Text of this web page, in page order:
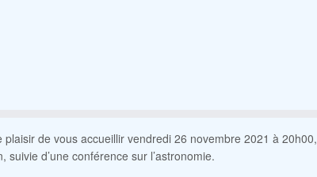
plaisir de vous accueillir vendredi 26 novembre 2021 à
d’une conférence sur l’astronomie.